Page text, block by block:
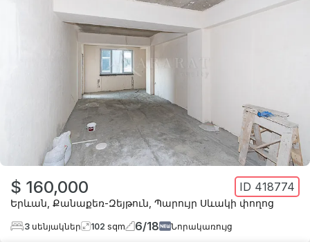
$ 160,000 ID 418774
Երևան Քանաքեռ-Զեյթուն Պարույր Սևակի փողոց
3 սենյակներ 102 sqm 6/18 Նորակառույց